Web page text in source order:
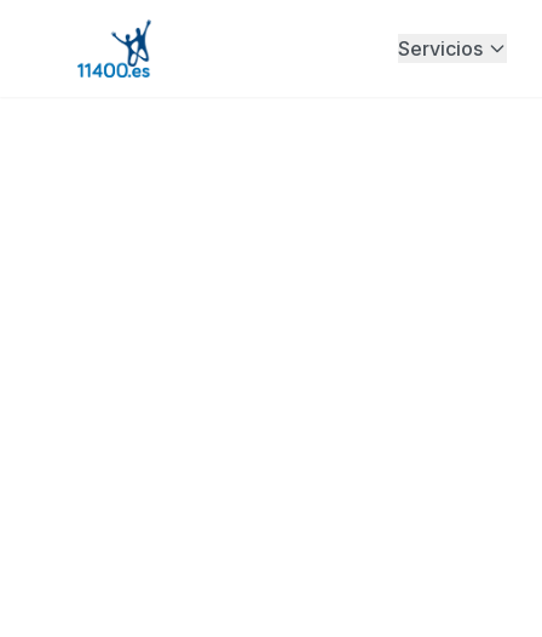
Servicios